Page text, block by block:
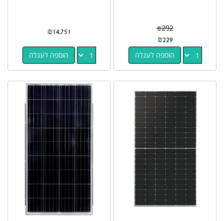
₪292
₪229
הוספה לעגלה
₪14,751
הוספה לעגלה